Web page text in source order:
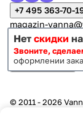
+7 495 363-70-
magazin-
г. Москва,
Темная тема
© 2011 - 2026
Нет скидки
Звоните,
оформлении